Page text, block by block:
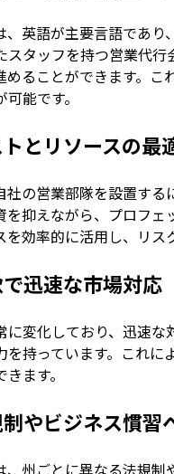
、英語が主要言語であ
スタッフを持つ営業代
めることができます。
能です。
とリソースの最
社の営業部隊を設置す
を抑えながら、プロフ
を効率的に活用し、リス
迅速な市場対応
に変化しており、迅速
を持っています。これ
ます。
やビジネス慣習
、州ごとに異なる法規